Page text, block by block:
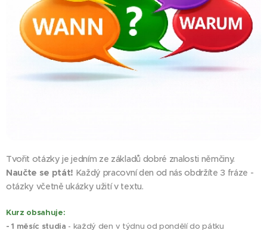
Tvořit otázky je jedním ze základů dobré znalosti němčiny.
Naučte se ptát! Každý pracovní den od nás obdržíte 3 fráze -
otázky včetně ukázky užití v textu.
Kurz obsahuje:
- 1 měsíc studia - každý den v týdnu od pondělí do pátku